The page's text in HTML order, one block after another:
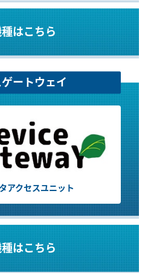
はこちら
ートウェイ
アクセスユニット
はこちら